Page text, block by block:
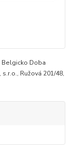
Belgicko Doba
Ružová 201/48,